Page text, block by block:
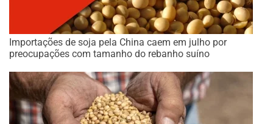
Importações de soja pela China caem em julho por
preocupações com tamanho do rebanho suíno